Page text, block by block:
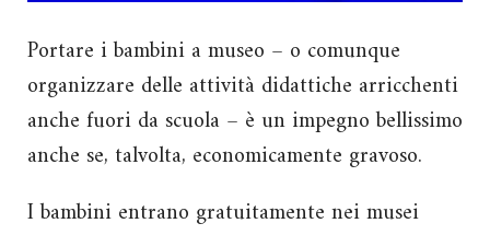
Portare i bambini a museo – o comunque
organizzare delle attività didattiche arricchenti
anche fuori da scuola – è un impegno bellissimo
anche se, talvolta, economicamente gravoso.
I bambini entrano gratuitamente nei musei